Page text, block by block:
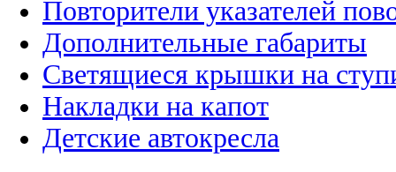
Повторители указателей
Дополнительные габариты
Светящиеся крышки на
Накладки на капот
Детские автокресла